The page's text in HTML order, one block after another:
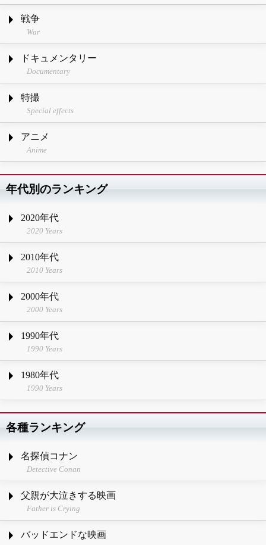
戦争
War
ドキュメンタリー
Documentary
特撮
Special effects
アニメ
Anime
年代別のランキング
2020年代
2020 Years
2010年代
2010 Years
2000年代
2000 Years
1990年代
1990 Years
1980年代
1990 Years
各種ランキング
名探偵コナン
Detective Conan
父親が大泣きする映画
Father is Crying
バッドエンドな映画